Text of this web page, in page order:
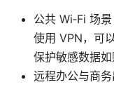
公共 Wi‑Fi 场
使用 VPN，可
保护敏感数据如
远程办公与商